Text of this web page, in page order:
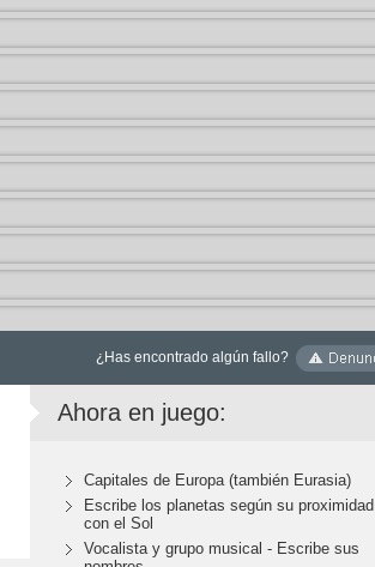
¿Has encontrado algún fallo?
Ahora en juego:
Capitales de Europa (también Eurasia)
Escribe los planetas según su proximidad
con el Sol
Vocalista y grupo musical - Escribe sus